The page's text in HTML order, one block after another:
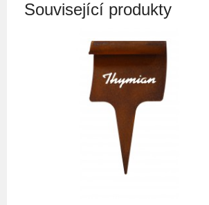
Související produkty